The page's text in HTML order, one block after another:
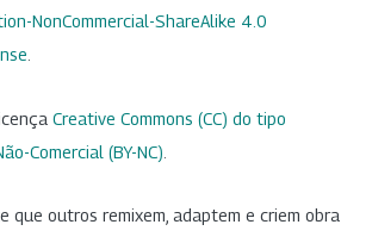
NonCommercial-ShareAlike 4.0
Creative Commons (CC) do tipo
Comercial (BY-NC)
que outros remixem, adaptem e criem obra